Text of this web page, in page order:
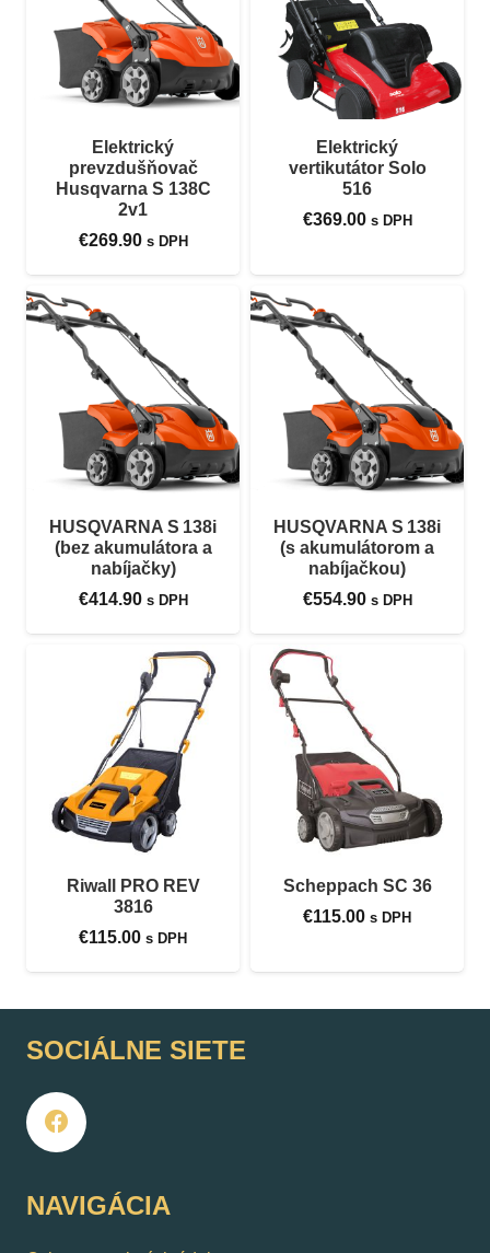
Elektrický
prevzdušňovač
Husqvarna S 138C
2v1
€269.90 s DPH
Elektrický
vertikutátor Solo
516
€369.00 s DPH
HUSQVARNA S 138i
(bez akumulátora a
nabíjačky)
€414.90 s DPH
HUSQVARNA S 138i
(s akumulátorom a
nabíjačkou)
€554.90 s DPH
Riwall PRO REV
3816
€115.00 s DPH
Scheppach SC 36
€115.00 s DPH
SOCIÁLNE SIETE
NAVIGÁCIA